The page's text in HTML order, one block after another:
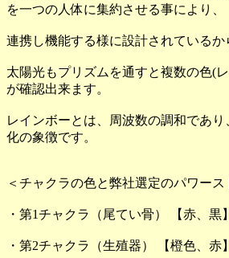
を一つの人体に集約させる事により、
連携し機能する様に設計されているか
太陽光もプリズムを通すと複数の色(
が確認出来ます。
レインボーとは、周波数の調和であ
化の象徴です。
＜チャクラの色と弊社選定のパワース
・第1チャクラ（尾てい骨） 【赤、黒
・第2チャクラ（生殖器） 【橙色、赤